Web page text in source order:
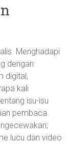
Menghadapi
dengan
digital,
kali
isu-isu
pembaca.
lucu dan video